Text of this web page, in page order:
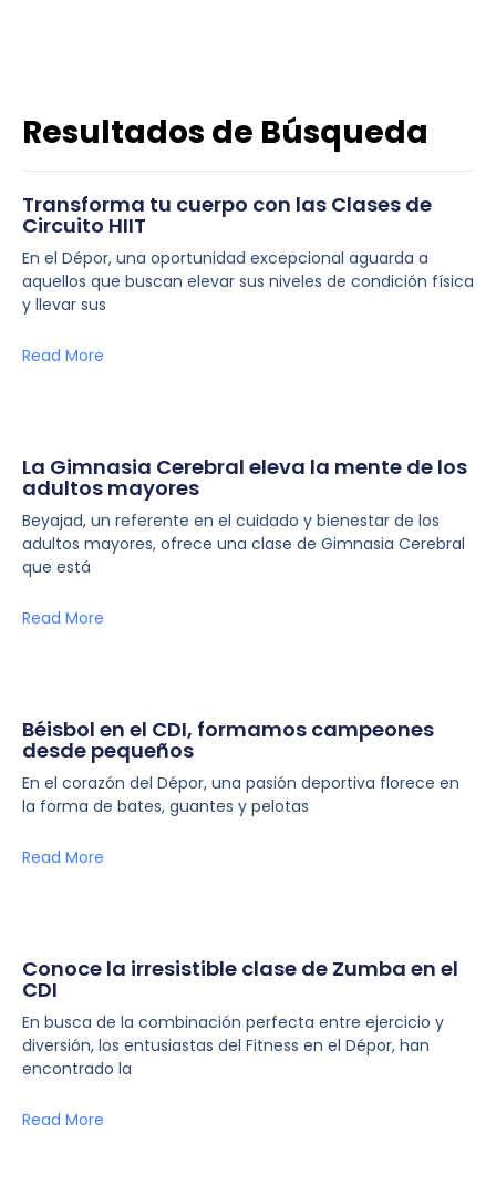
Resultados de Búsqueda
Transforma tu cuerpo con las Clases de
Circuito HIIT
En el Dépor, una oportunidad excepcional aguarda a
aquellos que buscan elevar sus niveles de condición física
y llevar sus
Read More
La Gimnasia Cerebral eleva la mente de los
adultos mayores
Beyajad, un referente en el cuidado y bienestar de los
adultos mayores, ofrece una clase de Gimnasia Cerebral
que está
Read More
Béisbol en el CDI, formamos campeones
desde pequeños
En el corazón del Dépor, una pasión deportiva florece en
la forma de bates, guantes y pelotas
Read More
Conoce la irresistible clase de Zumba en el
CDI
En busca de la combinación perfecta entre ejercicio y
diversión, los entusiastas del Fitness en el Dépor, han
encontrado la
Read More